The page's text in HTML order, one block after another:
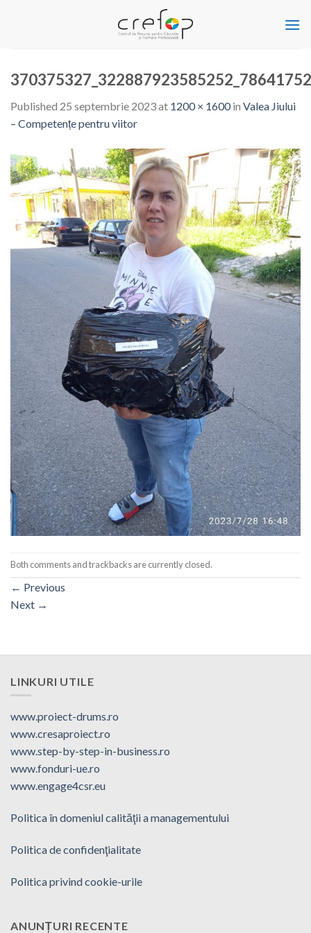
Published 25 septembrie 2023at 1200 × 1600in Valea Jiului
– Competențe pentru viitor
Both comments and trackbacks are currently closed.
← Previous
Next →
LINKURI UTILE
www.proiect-drums.ro
www.cresaproiect.ro
www.step-by-step-in-business.ro
www.fonduri-ue.ro
www.engage4csr.eu
Politica în domeniul calităţii a managementului
Politica de confidenţialitate
Politica privind cookie-urile
ANUNȚURI RECENTE